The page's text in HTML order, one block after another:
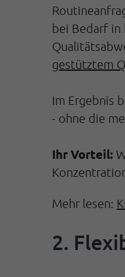
bei Bedarf in
gestütztem
Im Ergebnis
- ohne die
Ihr Vorteil:
Mehr lesen:
2.